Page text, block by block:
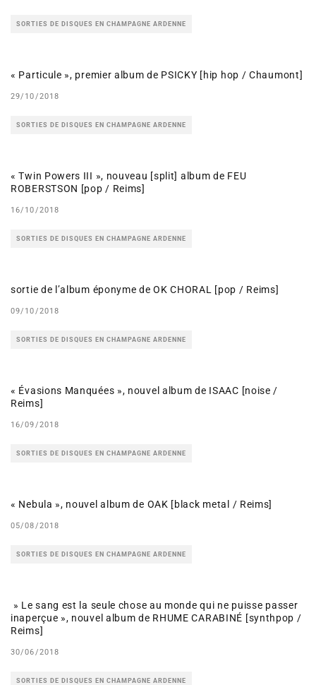
SORTIES DE DISQUES EN CHAMPAGNE ARDENNE
« Particule », premier album de PSICKY [hip hop / Chaumont]
29/10/2018
SORTIES DE DISQUES EN CHAMPAGNE ARDENNE
« Twin Powers III », nouveau [split] album de FEU
ROBERSTSON [pop / Reims]
16/10/2018
SORTIES DE DISQUES EN CHAMPAGNE ARDENNE
sortie de l’album éponyme de OK CHORAL [pop / Reims]
09/10/2018
SORTIES DE DISQUES EN CHAMPAGNE ARDENNE
« Évasions Manquées », nouvel album de ISAAC [noise /
Reims]
16/09/2018
SORTIES DE DISQUES EN CHAMPAGNE ARDENNE
« Nebula », nouvel album de OAK [black metal / Reims]
05/08/2018
SORTIES DE DISQUES EN CHAMPAGNE ARDENNE
» Le sang est la seule chose au monde qui ne puisse passer
inaperçue », nouvel album de RHUME CARABINÉ [synthpop /
Reims]
30/06/2018
SORTIES DE DISQUES EN CHAMPAGNE ARDENNE